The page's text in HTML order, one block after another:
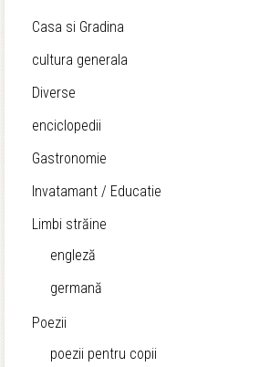
Casa si Gradina
cultura generala
Diverse
enciclopedii
Gastronomie
Invatamant / Educatie
Limbi străine
engleză
germană
Poezii
poezii pentru copii